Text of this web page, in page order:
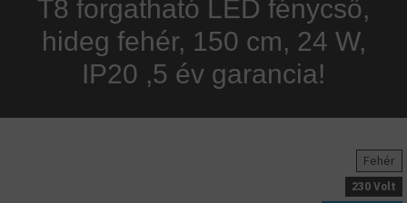
T8 forgatható LED fénycső,
hideg fehér, 150 cm, 24 W,
IP20 ,5 év garancia!
Fehér
230 Volt